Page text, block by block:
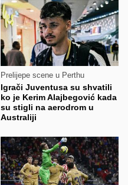
Prelijepe scene u Perthu
Igrači Juventusa su shvatili
ko je Kerim Alajbegović kada
su stigli na aerodrom u
Australiji